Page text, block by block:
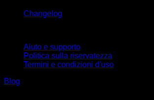
Changelog
Aiuto e supporto
Politica sulla riservatezza
Termini e condizioni d'uso
Blog